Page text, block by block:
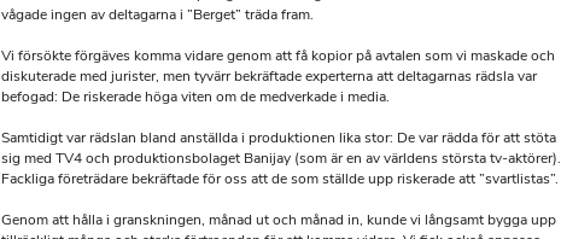
vågade ingen av deltagarna i ”Berget” träda fram.
Vi försökte förgäves komma vidare genom att få kopior på avtalen som vi maskade och
diskuterade med jurister, men tyvärr bekräftade experterna att deltagarnas rädsla var
befogad: De riskerade höga viten om de medverkade i media.
Samtidigt var rädslan bland anställda i produktionen lika stor: De var rädda för att stöta
sig med TV4 och produktionsbolaget Banijay (som är en av världens största tv-aktörer).
Fackliga företrädare bekräftade för oss att de som ställde upp riskerade att ”svartlistas”.
Genom att hålla i granskningen, månad ut och månad in, kunde vi långsamt bygga upp